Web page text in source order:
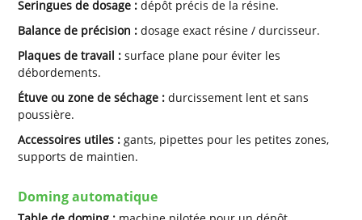
Seringues de dosage :dépôt précis de la résine.
Balance de précision :dosage exact résine / durcisseur.
Plaques de travail :surface plane pour éviter les
débordements.
Étuve ou zone de séchage :durcissement lent et sans
poussière.
Accessoires utiles :gants, pipettes pour les petites zones,
supports de maintien.
Doming automatique